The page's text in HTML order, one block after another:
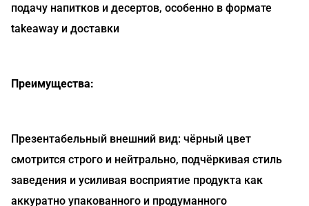
подачу напитков и десертов, особенно в формате
takeaway и доставки
Преимущества:
Презентабельный внешний вид: чёрный цвет
смотрится строго и нейтрально, подчёркивая стиль
заведения и усиливая восприятие продукта как
аккуратно упакованного и продуманного